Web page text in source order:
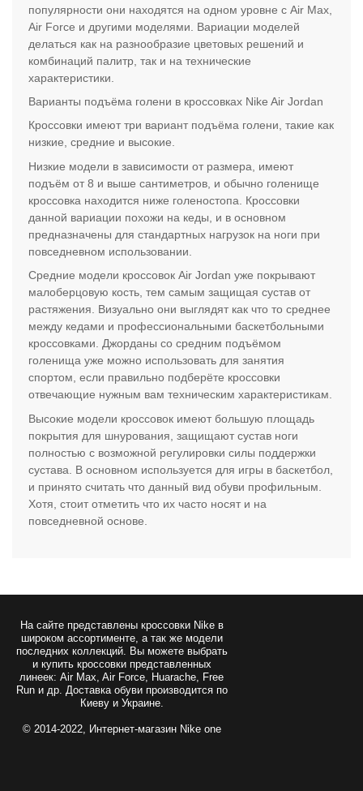
популярности они находятся на одном уровне с Air Max,
Air Force и другими моделями. Вариации моделей
делаться как на разнообразие цветовых решений и
комбинаций палитр, так и на технические
характеристики.
Варианты подъёма голени в кроссовках Nike Air Jordan
Кроссовки имеют три вариант подъёма голени, такие как
низкие, средние и высокие.
Низкие модели в зависимости от размера, имеют
подъём от 8 и выше сантиметров, и обычно голенище
кроссовка находится ниже голеностопа. Кроссовки
данной вариации похожи на кеды, и в основном
предназначены для стандартных нагрузок на ноги при
повседневном использовании.
Средние модели кроссовок Air Jordan уже покрывают
малоберцовую кость, тем самым защищая сустав от
растяжения. Визуально они выглядят как что то среднее
между кедами и профессиональными баскетбольными
кроссовками. Джорданы со средним подъёмом
голенища уже можно использовать для занятия
спортом, если правильно подберёте кроссовки
отвечающие нужным вам техническим характеристикам.
Высокие модели кроссовок имеют большую площадь
покрытия для шнурования, защищают сустав ноги
полностью с возможной регулировки силы поддержки
сустава. В основном используется для игры в баскетбол,
и принято считать что данный вид обуви профильным.
Хотя, стоит отметить что их часто носят и на
повседневной основе.
На сайте представлены кроссовки Nikeв
широком ассортименте, а так же модели
последних коллекций. Вы можете выбрать
и купить кроссовки представленных
линеек: Air Max, Air Force, Huarache, Free
Run и др. Доставка обуви производится по
Киеву и Украине.
© 2014-2022, Интернет-магазин Nike one